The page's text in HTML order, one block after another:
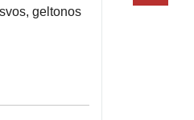
geltonos